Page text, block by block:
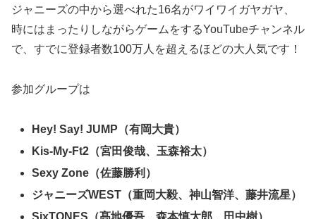
ジャニーズの中から選べれた16名がワイワイガヤガヤ、
時にはまったりしながらゲームをするYouTubeチャンネル
で、すでに登録者数100万人を超えるほどの大人気です！
参加グループは
Hey! Say! JUMP（有岡大貴）
Kis-My-Ft2（宮田俊哉、玉森裕太）
Sexy Zone（佐藤勝利）
ジャニーズWEST（重岡大毅、神山智洋、藤井流星）